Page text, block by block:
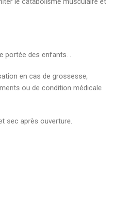
portée des enfants. .
en cas de grossesse,
ou de condition médicale
sec après ouverture.